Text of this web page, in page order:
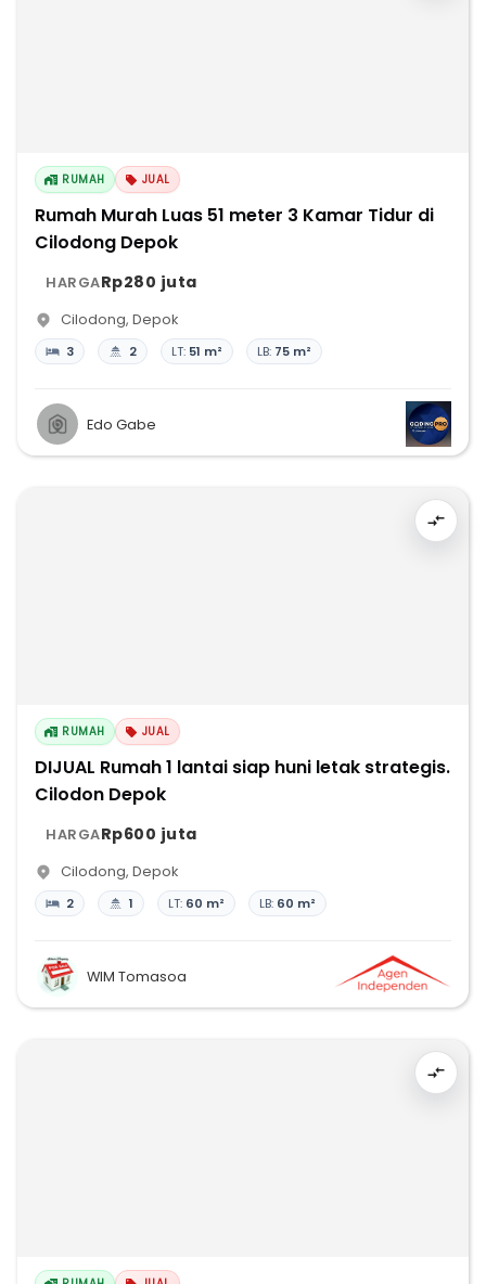
RUMAH JUAL
Rumah Murah Luas 51 meter 3 Kamar Tidur di
Cilodong Depok
HARGARp280 juta
Cilodong, Depok
3 2 LT: 51 m² LB: 75 m²
Edo Gabe
RUMAH JUAL
DIJUAL Rumah 1 lantai siap huni letak strategis.
Cilodon Depok
HARGARp600 juta
Cilodong, Depok
2 1 LT: 60 m² LB: 60 m²
WIM Tomasoa